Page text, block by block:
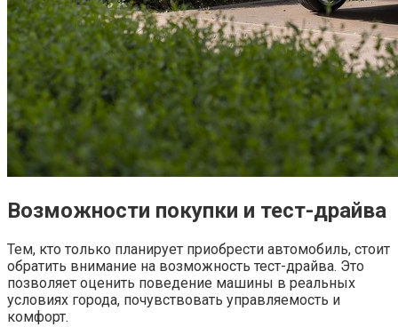
Возможности покупки и тест-драйва
Тем, кто только планирует приобрести автомобиль, стоит
обратить внимание на возможность тест-драйва. Это
позволяет оценить поведение машины в реальных
условиях города, почувствовать управляемость и
комфорт.